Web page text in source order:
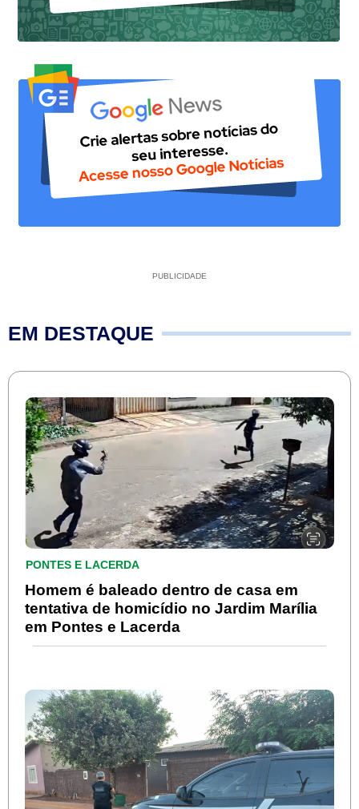
PUBLICIDADE
EM DESTAQUE
PONTES E LACERDA
Homem é baleado dentro de casa em
tentativa de homicídio no Jardim Marília
em Pontes e Lacerda